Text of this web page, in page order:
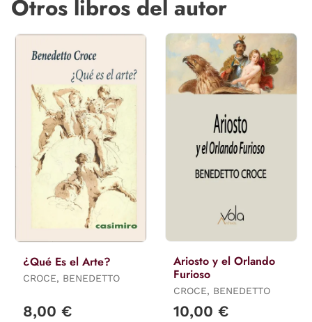
Otros libros del autor
¿Qué Es el Arte?
CROCE, BENEDETTO
8,00 €
Ariosto y el Orlando
Furioso
CROCE, BENEDETTO
10,00 €